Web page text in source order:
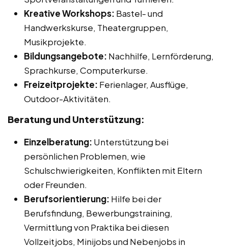
Kreative Workshops: Bastel- und
Handwerkskurse, Theatergruppen,
Musikprojekte.
Bildungsangebote: Nachhilfe, Lernförderung,
Sprachkurse, Computerkurse.
Freizeitprojekte: Ferienlager, Ausflüge,
Outdoor-Aktivitäten.
Beratung und Unterstützung:
Einzelberatung: Unterstützung bei
persönlichen Problemen, wie
Schulschwierigkeiten, Konflikten mit Eltern
oder Freunden.
Berufsorientierung: Hilfe bei der
Berufsfindung, Bewerbungstraining,
Vermittlung von Praktika bei diesen
Vollzeitjobs, Minijobs und Nebenjobs in